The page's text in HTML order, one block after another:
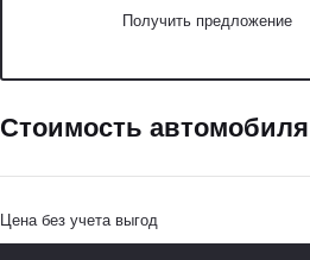
Получить предложение
Стоимость автомобиля
Цена без учета выгод